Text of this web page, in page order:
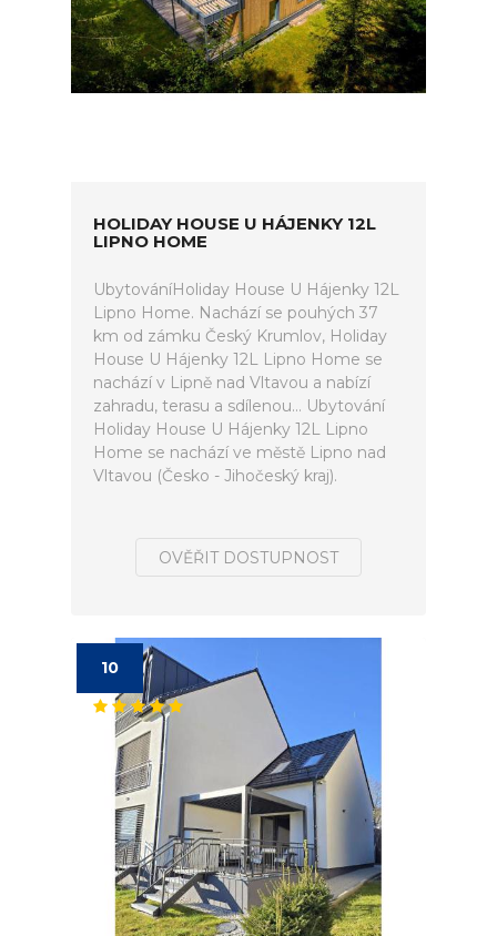
HOLIDAY HOUSE U HÁJENKY 12L
LIPNO HOME
UbytováníHoliday House U Hájenky 12L
Lipno Home. Nachází se pouhých 37
km od zámku Český Krumlov, Holiday
House U Hájenky 12L Lipno Home se
nachází v Lipně nad Vltavou a nabízí
zahradu, terasu a sdílenou... Ubytování
Holiday House U Hájenky 12L Lipno
Home se nachází ve městě Lipno nad
Vltavou (Česko - Jihočeský kraj).
OVĚŘIT DOSTUPNOST
10